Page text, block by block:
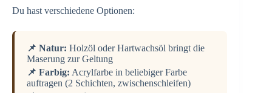
Du hast verschiedene Optionen:
📌 Natur: Holzöl oder Hartwachsöl bringt die
Maserung zur Geltung
📌 Farbig: Acrylfarbe in beliebiger Farbe
auftragen (2 Schichten, zwischenschleifen)